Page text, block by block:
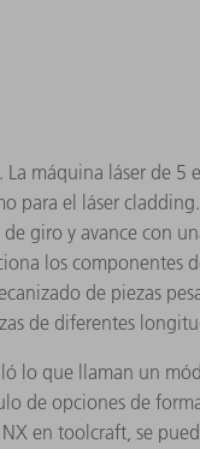
máquina láser de
para el láser
giro y avance con
los
de piezas
de diferentes
lo que llaman un
opciones de
en toolcraft, se